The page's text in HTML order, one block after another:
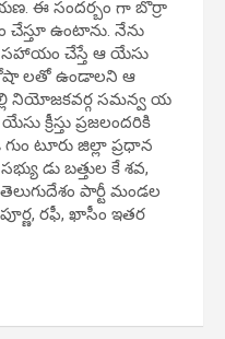
యణ. ఈ సందర్బం గా బొర్రా
ఉంటాను. నేను
సహాయం చేస్తే ఆ యేసు
లతో ఉండాలని ఆ
నియోజకవర్గ సమన్వ య
క్రీస్తు ప్రజలందరికి
టూరు జిల్లా ప్రధాన
డు బత్తుల కే శవ,
పార్టీ మండల
రఫీ, ఖాసీం ఇతర